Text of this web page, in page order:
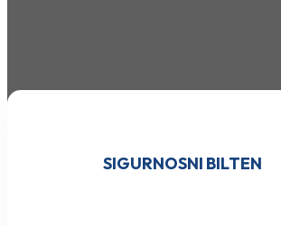
SIGURNOSNI BILTEN